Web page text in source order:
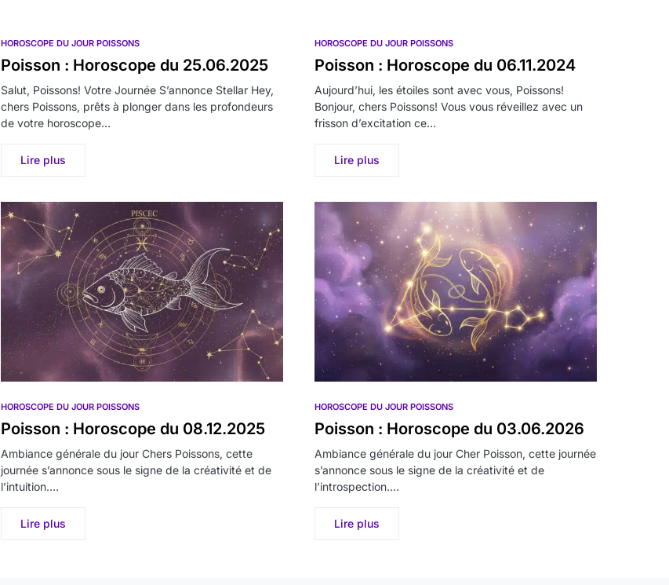
HOROSCOPE DU JOUR POISSONS
Poisson : Horoscope du 25.06.2025
Salut, Poissons! Votre Journée S’annonce Stellar Hey,
chers Poissons, prêts à plonger dans les profondeurs
de votre horoscope…
Lire plus
HOROSCOPE DU JOUR POISSONS
Poisson : Horoscope du 06.11.2024
Aujourd’hui, les étoiles sont avec vous, Poissons!
Bonjour, chers Poissons! Vous vous réveillez avec un
frisson d’excitation ce…
Lire plus
HOROSCOPE DU JOUR POISSONS
Poisson : Horoscope du 08.12.2025
Ambiance générale du jour Chers Poissons, cette
journée s’annonce sous le signe de la créativité et de
l’intuition.…
Lire plus
HOROSCOPE DU JOUR POISSONS
Poisson : Horoscope du 03.06.2026
Ambiance générale du jour Cher Poisson, cette journée
s’annonce sous le signe de la créativité et de
l’introspection.…
Lire plus